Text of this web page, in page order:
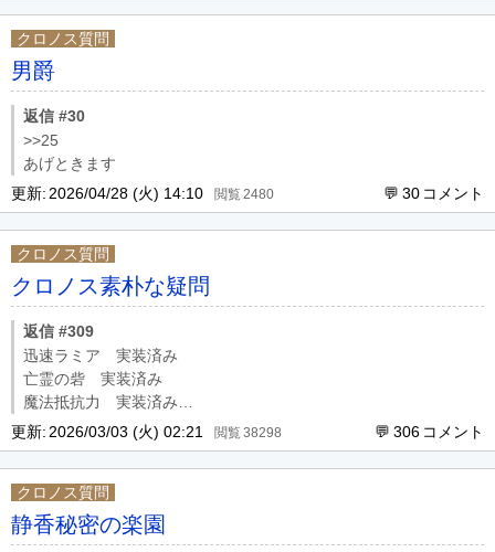
クロノス質問
男爵
返信 #30
>>25
あげときます
更新: 2026/04/28 (火) 14:10 2480 30
クロノス質問
クロノス素朴な疑問
返信 #309
迅速ラミア 実装済み
亡霊の砦 実装済み
魔法抵抗力 実装済み
プレゼント機能 進捗不明
PVPコンテンツ 進捗不明
UI非表示 多分実装済み
キャラ選択画面 進捗不明
UIドラッグ 進捗不明
エフェクト除去 実装済み
更新: 2026/03/03 (火) 02:21 38298 306
クロノス質問
静香秘密の楽園